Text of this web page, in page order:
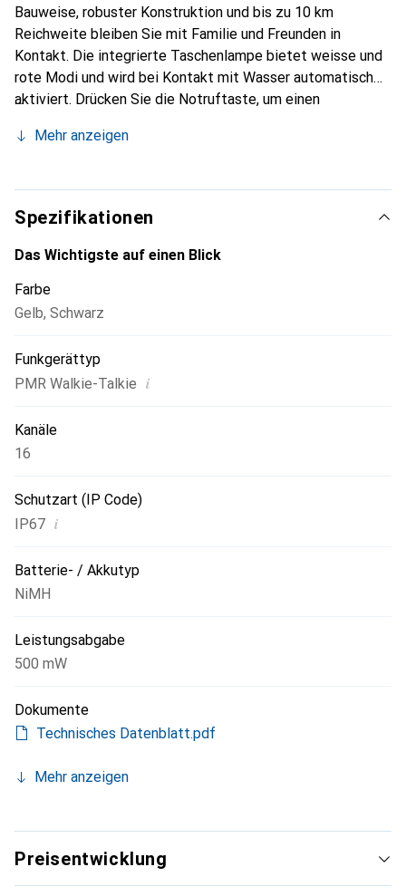
Bauweise, robuster Konstruktion und bis zu 10 km
Reichweite bleiben Sie mit Familie und Freunden in
Kontakt. Die integrierte Taschenlampe bietet weisse und
rote Modi und wird bei Kontakt mit Wasser automatisch
aktiviert. Drücken Sie die Notruftaste, um einen
über das Funkgerät abzugeben und so anderen in Ihrer
Mehr anzeigen
Spezifikationen
Das Wichtigste auf einen Blick
Farbe
Gelb, Schwarz
Funkgerättyp
PMR Walkie-Talkie i
Kanäle
16
Schutzart (IP Code)
IP67 i
Batterie- / Akkutyp
NiMH
Leistungsabgabe
500 mW
Dokumente
Technisches Datenblatt.pdf
Mehr anzeigen
Preisentwicklung